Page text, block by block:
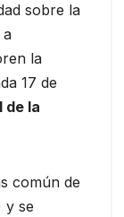
sobre la
a
la
17 de
de la
común de
y se